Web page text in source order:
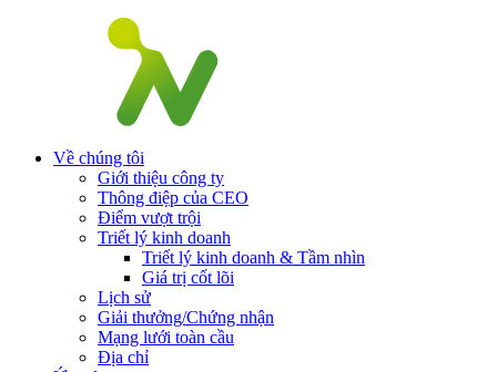
Về chúng tôi
Giới thiệu công ty
Thông điệp của CEO
Điểm vượt trội
Triết lý kinh doanh
Triết lý kinh doanh & Tầm nhìn
Giá trị cốt lõi
Lịch sử
Giải thưởng/Chứng nhận
Mạng lưới toàn cầu
Địa chỉ